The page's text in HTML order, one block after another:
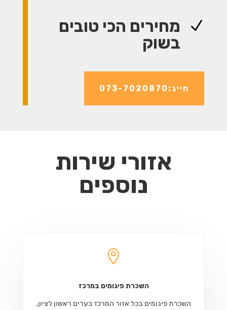
N
מחירים הכי טובים
בשוק
חייג:073-7020870
אזורי שירות
נוספים

השכרת פיגומים במרכז
השכרת פיגומים בכל אזור המרכז בערים ראשון לציון,